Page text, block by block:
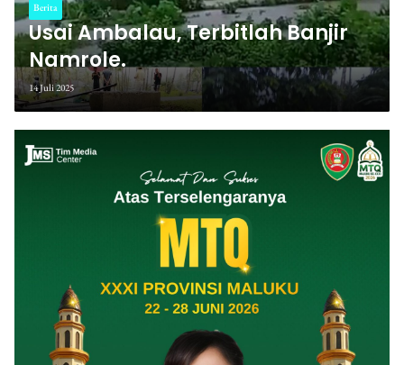
Berita
Usai Ambalau, Terbitlah Banjir
Namrole.
14 Juli 2025